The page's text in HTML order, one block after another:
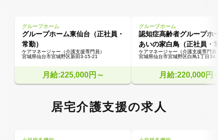
グループホーム
グループホーム東仙台（正社員・
常勤）
ケアマネージャー（介護支援専門員）
宮城県仙台市宮城野区新田3-15-21
月給:225,000円～
グループホーム
認知症高齢者グループホ
あいの家白鳥（正社員・
ケアマネージャー（介護支援専門員
宮城県仙台市宮城野区白鳥1丁目
月給:220,000円
居宅介護支援の求人